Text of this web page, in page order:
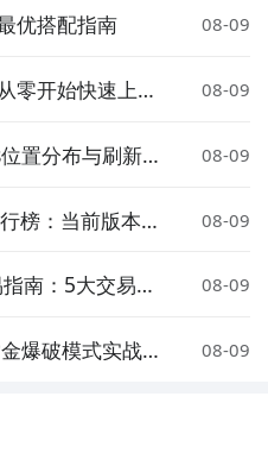
游戏APP
GD一起面对面
优搭配指南 08-09
零开始快速上手
08-09
置分布与刷新点
08-09
榜：当前版本高
08-09
南：5大交易平
08-09
爆破模式实战表
08-09